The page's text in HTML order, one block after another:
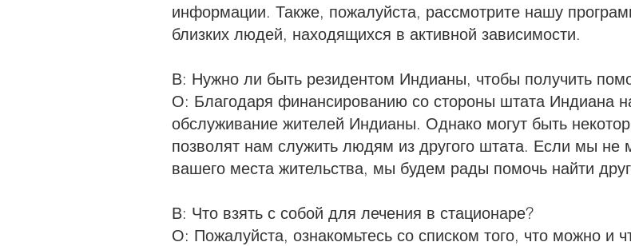
информации. Также, пожалуйста, рассмотрите нашу
близких людей, находящихся в активной зависимости.
В: Нужно ли быть резидентом Индианы, чтобы получить
О: Благодаря финансированию со стороны штата Индиана
обслуживание жителей Индианы. Однако могут быть
позволят нам служить людям из другого штата. Если мы не
вашего места жительства, мы будем рады помочь найти
В: Что взять с собой для лечения в стационаре?
О: Пожалуйста, ознакомьтесь со списком того, что можно и